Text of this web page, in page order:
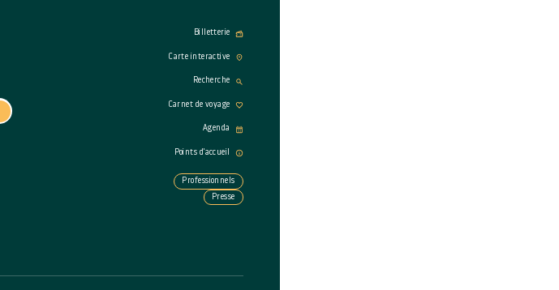
Billetterie
Carte interactive
Recherche
Carnet de voyage
Agenda
Points d'accueil
Professionnels
Presse